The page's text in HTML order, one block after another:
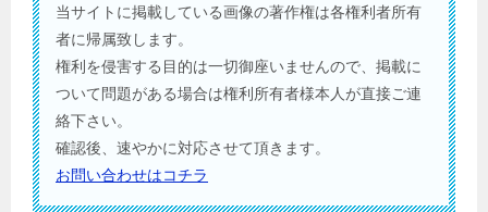
当サイトに掲載している画像の著作権は各権利者所有
者に帰属致します。
権利を侵害する目的は一切御座いませんので、掲載に
ついて問題がある場合は権利所有者様本人が直接ご連
絡下さい。
確認後、速やかに対応させて頂きます。
お問い合わせはコチラ